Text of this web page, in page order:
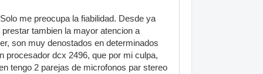
me preocupa la fiabilidad. Desde ya
tambien la mayor atencion a
son muy denostados en determinados
procesador dcx 2496, que por mi culpa,
tengo 2 parejas de microfonos par stereo